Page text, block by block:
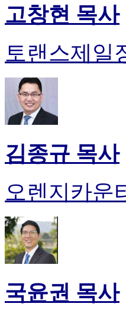
고창현 목사
토랜스제일
김종규 목사
오렌지카운
국윤권 목사